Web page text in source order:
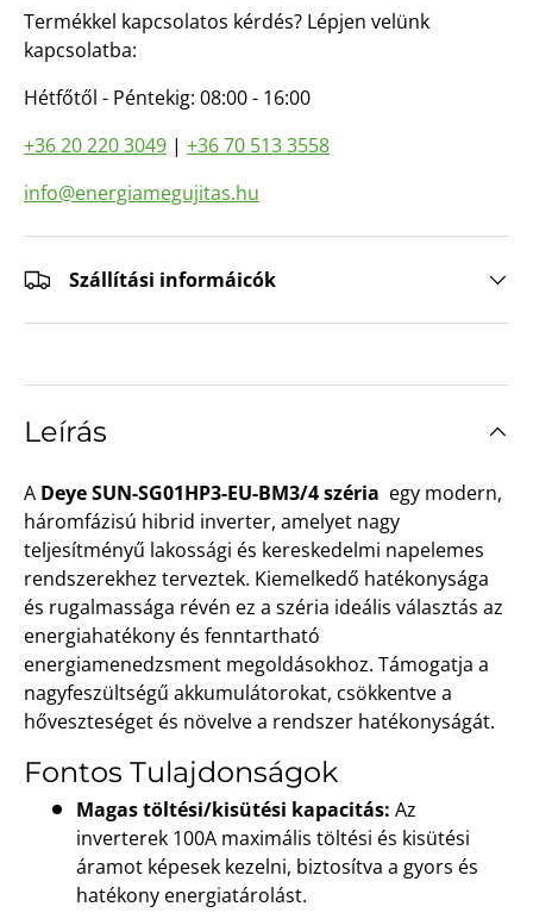
Termékkel kapcsolatos kérdés? Lépjen velünk
kapcsolatba:
Hétfőtől - Péntekig: 08:00 - 16:00
+36 20 220 3049 | +36 70 513 3558
info@energiamegujitas.hu
Szállítási informáicók
Leírás
A Deye SUN-SG01HP3-EU-BM3/4 széria egy modern,
háromfázisú hibrid inverter, amelyet nagy
teljesítményű lakossági és kereskedelmi napelemes
rendszerekhez terveztek. Kiemelkedő hatékonysága
és rugalmassága révén ez a széria ideális választás az
energiahatékony és fenntartható
energiamenedzsment megoldásokhoz. Támogatja a
nagyfeszültségű akkumulátorokat, csökkentve a
hőveszteséget és növelve a rendszer hatékonyságát.
Fontos Tulajdonságok
Magas töltési/kisütési kapacitás: Az
inverterek 100A maximális töltési és kisütési
áramot képesek kezelni, biztosítva a gyors és
hatékony energiatárolást.